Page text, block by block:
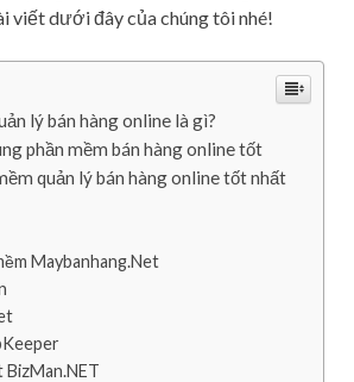
viết dưới đây của chúng tôi nhé!
lý bán hàng online là gì?
phần mềm bán hàng online tốt
quản lý bán hàng online tốt nhất
Maybanhang.Net